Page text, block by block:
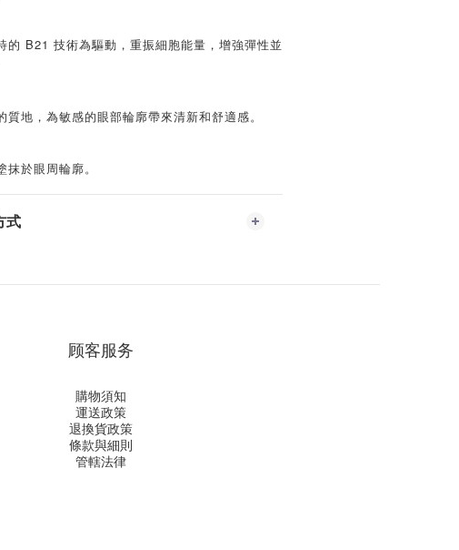
的 B21 技術為驅動，重振細胞能量，增強彈性並
質地，為敏感的眼部輪廓帶來清新和舒適感。
抹於眼周輪廓。
式
顾客服务
購物須知
運送政策
退換貨政策
條款與細則
管轄法律